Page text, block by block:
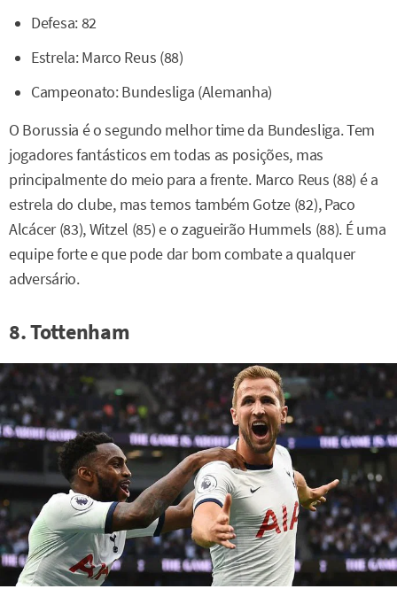
Defesa: 82
Estrela: Marco Reus (88)
Campeonato: Bundesliga (Alemanha)
O Borussia é o segundo melhor time da Bundesliga. Tem
jogadores fantásticos em todas as posições, mas
principalmente do meio para a frente. Marco Reus (88) é a
estrela do clube, mas temos também Gotze (82), Paco
Alcácer (83), Witzel (85) e o zagueirão Hummels (88). É uma
equipe forte e que pode dar bom combate a qualquer
adversário.
8. Tottenham